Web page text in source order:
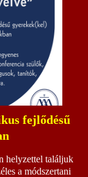
fejlődésű
helyzettel találjuk
a módszertani